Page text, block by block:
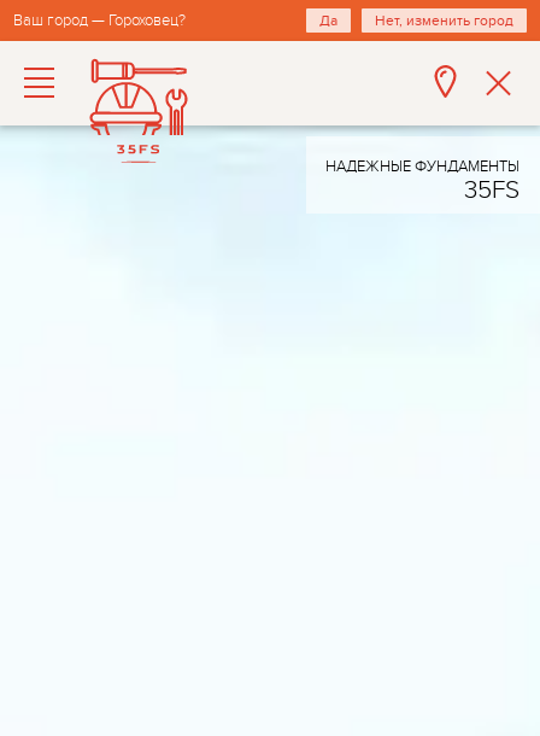
Ваш город — Гороховец? Да Нет, изменить город
НАДЕЖНЫЕ ФУНДАМЕНТЫ
35FS